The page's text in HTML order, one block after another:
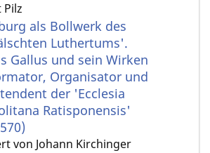
Pilz
als Bollwerk des
Luthertums'.
Gallus und sein Wirken
Organisator und
der 'Ecclesia
Ratisponensis'
von Johann Kirchinger